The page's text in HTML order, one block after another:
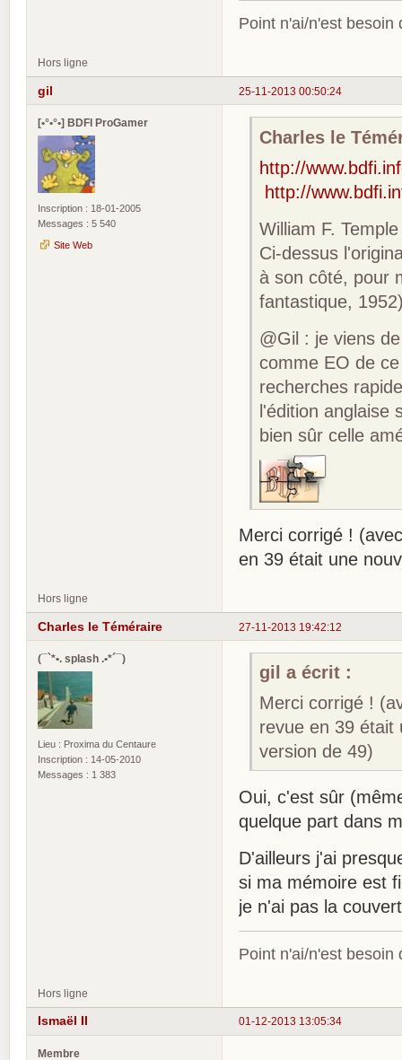
Point n'ai/n'est besoin
Hors ligne
25-11-2013 00:50:24
gil
[•°•°•] BDFI ProGamer
Inscription : 18-01-2005
Messages : 5 540
Site Web
Charles le
http://
http://
William F.
Ci-dessus
à son côté, pour
fantastique,
@Gil : je viens
comme EO de
recherches
l'édition anglaise
bien sûr celle
Merci corrigé !
en 39 était une
Hors ligne
27-11-2013 19:42:12
Charles le Téméraire
(¯`*•. splash .•*´¯)
Lieu : Proxima du Centaure
Inscription : 14-05-2010
Messages : 1 383
gil a écrit :
Merci corrigé !
revue en 39 était
version de 49)
Oui, c'est sûr
quelque part dans
D'ailleurs j'ai
si ma mémoire est
je n'ai pas la
Point n'ai/n'est besoin
Hors ligne
01-12-2013 13:05:34
Ismaël II
Membre